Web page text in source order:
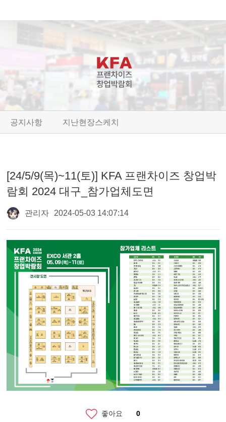
공지사항 지난현장스케치
[24/5/9(목)~11(토)] KFA 프랜차이즈 창업박
람회 2024 대구_참가업체도면
관리자 2024-05-03 14:07:14
좋아요 0